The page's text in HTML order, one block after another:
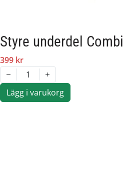
Styre underdel
399 kr
1
Lägg i varukorg